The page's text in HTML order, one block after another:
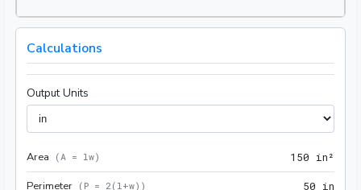
Calculations
Output Units
Area ( A = lw) 1 50 in²
Perimeter ( P = 2(l+w) ) 50 in